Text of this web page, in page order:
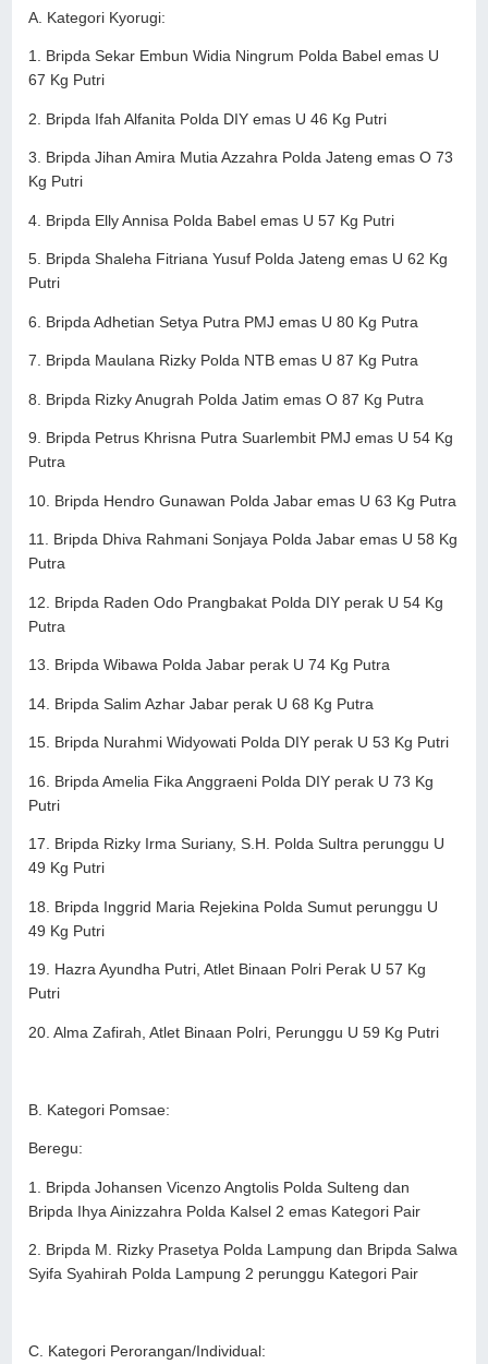
A. Kategori Kyorugi:
1. Bripda Sekar Embun Widia Ningrum Polda Babel emas U
67 Kg Putri
2. Bripda Ifah Alfanita Polda DIY emas U 46 Kg Putri
3. Bripda Jihan Amira Mutia Azzahra Polda Jateng emas O 73
Kg Putri
4. Bripda Elly Annisa Polda Babel emas U 57 Kg Putri
5. Bripda Shaleha Fitriana Yusuf Polda Jateng emas U 62 Kg
Putri
6. Bripda Adhetian Setya Putra PMJ emas U 80 Kg Putra
7. Bripda Maulana Rizky Polda NTB emas U 87 Kg Putra
8. Bripda Rizky Anugrah Polda Jatim emas O 87 Kg Putra
9. Bripda Petrus Khrisna Putra Suarlembit PMJ emas U 54 Kg
Putra
10. Bripda Hendro Gunawan Polda Jabar emas U 63 Kg Putra
11. Bripda Dhiva Rahmani Sonjaya Polda Jabar emas U 58 Kg
Putra
12. Bripda Raden Odo Prangbakat Polda DIY perak U 54 Kg
Putra
13. Bripda Wibawa Polda Jabar perak U 74 Kg Putra
14. Bripda Salim Azhar Jabar perak U 68 Kg Putra
15. Bripda Nurahmi Widyowati Polda DIY perak U 53 Kg Putri
16. Bripda Amelia Fika Anggraeni Polda DIY perak U 73 Kg
Putri
17. Bripda Rizky Irma Suriany, S.H. Polda Sultra perunggu U
49 Kg Putri
18. Bripda Inggrid Maria Rejekina Polda Sumut perunggu U
49 Kg Putri
19. Hazra Ayundha Putri, Atlet Binaan Polri Perak U 57 Kg
Putri
20. Alma Zafirah, Atlet Binaan Polri, Perunggu U 59 Kg Putri
B. Kategori Pomsae:
Beregu:
1. Bripda Johansen Vicenzo Angtolis Polda Sulteng dan
Bripda Ihya Ainizzahra Polda Kalsel 2 emas Kategori Pair
2. Bripda M. Rizky Prasetya Polda Lampung dan Bripda Salwa
Syifa Syahirah Polda Lampung 2 perunggu Kategori Pair
C. Kategori Perorangan/Individual: